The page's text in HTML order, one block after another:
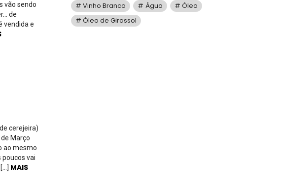
vão sendo
de
vendida e
cerejeira)
Março
ao mesmo
poucos vai
MAIS
Vinho Branco
Água
Óleo
Óleo de Girassol